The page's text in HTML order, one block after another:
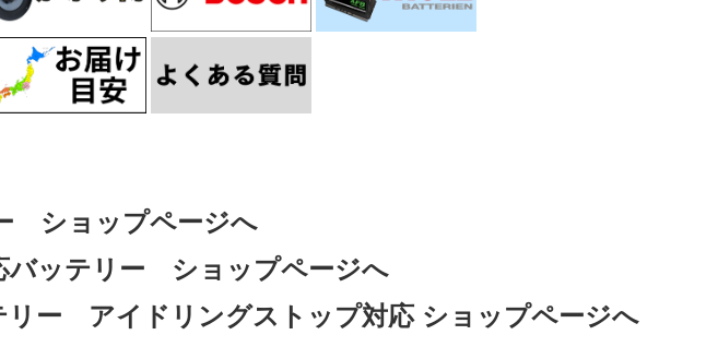
ショップページへ
ッテリー ショップページへ
ー アイドリングストップ対応 ショップページへ